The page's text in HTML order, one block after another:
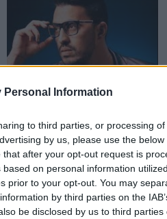
Personal Information
to third parties, or processing
by us, please use the
after your opt-out request is
on personal information
prior to your opt-out. You may
by third parties on the
be disclosed by us to third parties